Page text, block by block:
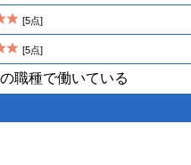
[5点]
[5点]
職種で働いている